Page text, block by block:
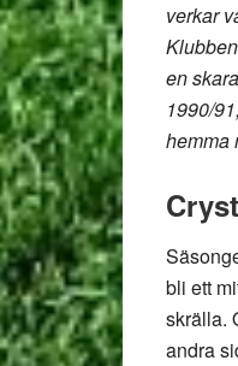
verkar
en
1990/
hemma
bli ett
skrälla.
andra